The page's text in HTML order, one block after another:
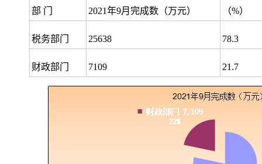
部 门 2021年9月完成数（万元）
（%）
税务部门 25638 78.3
财政部门 7109 21.7